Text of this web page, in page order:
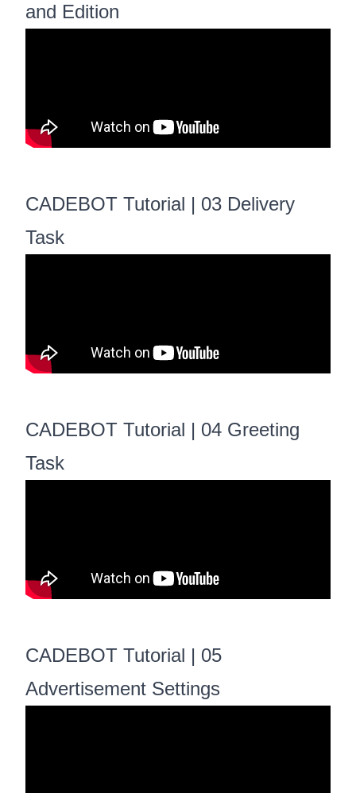
and Edition
CADEBOT Tutorial | 03 Delivery
Task
CADEBOT Tutorial | 04 Greeting
Task
CADEBOT Tutorial | 05
Advertisement Settings